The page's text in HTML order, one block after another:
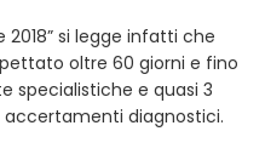
2018” si legge infatti che
oltre 60 giorni e fino
specialistiche e quasi 3
accertamenti diagnostici.